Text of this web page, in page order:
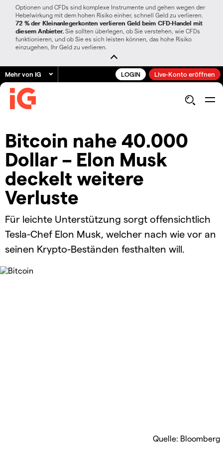
Optionen und CFDs sind komplexe Instrumente und gehen wegen der
Hebelwirkung mit dem hohen Risiko einher, schnell Geld zu verlieren.
72 % der Kleinanlegerkonten verlieren Geld beim CFD-Handel mit
diesem Anbieter. Sie sollten überlegen, ob Sie verstehen, wie CFDs
funktionieren, und ob Sie es sich leisten können, das hohe Risiko
einzugehen, Ihr Geld zu verlieren.
Mehr von IG LOGIN Live-Konto eröffnen
Bitcoin nahe 40.000
Dollar – Elon Musk
deckelt weitere
Verluste
Für leichte Unterstützung sorgt offensichtlich
Tesla-Chef Elon Musk, welcher nach wie vor an
seinen Krypto-Beständen festhalten will.
Quelle: Bloomberg